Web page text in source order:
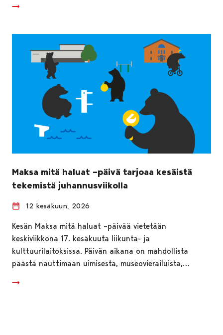
Maksa mitä haluat –päivä tarjoaa kesäistä
tekemistä juhannusviikolla
12 kesäkuun, 2026
Kesän Maksa mitä haluat –päivää vietetään
keskiviikkona 17. kesäkuuta liikunta- ja
kulttuurilaitoksissa. Päivän aikana on mahdollista
päästä nauttimaan uimisesta, museovierailuista,…